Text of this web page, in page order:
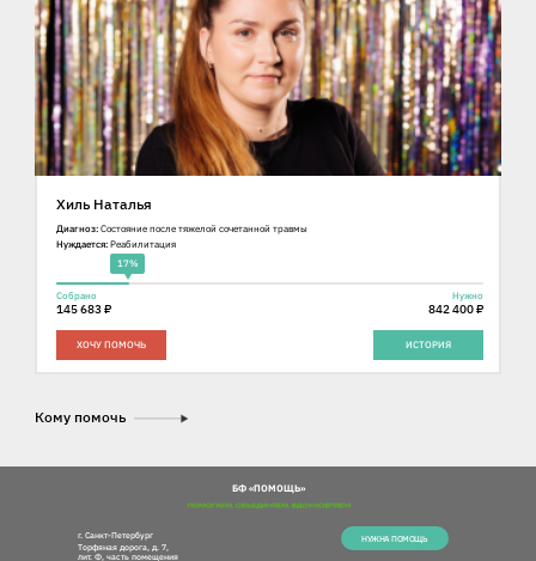
Хиль Наталья
Диагноз: Состояние после тяжелой сочетанной травмы
Нуждается: Реабилитация
17%
Собрано
145 683 ₽
Нужно
842 400 ₽
ХОЧУ ПОМОЧЬ ИСТОРИЯ
Кому помочь
БФ «ПОМОЩЬ»
НУЖНА ПОМОЩЬ
г. Санкт-Петербург
Торфяная дорога, д. 7,
лит. Ф, часть помещения